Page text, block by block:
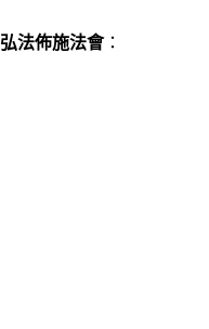
弘法佈施法會：